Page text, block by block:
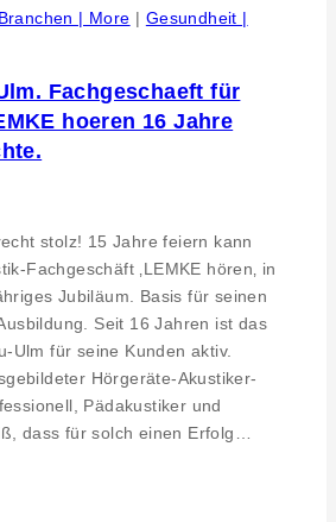
| More | Gesundheit |
Fachgeschaeft für
hoeren 16 Jahre
stolz! 15 Jahre feiern kann
Fachgeschäft ‚LEMKE hören‚ in
Jubiläum. Basis für seinen
Seit 16 Jahren ist das
Ulm für seine Kunden aktiv.
Hörgeräte-Akustiker-
Pädakustiker und
dass für solch einen Erfolg…